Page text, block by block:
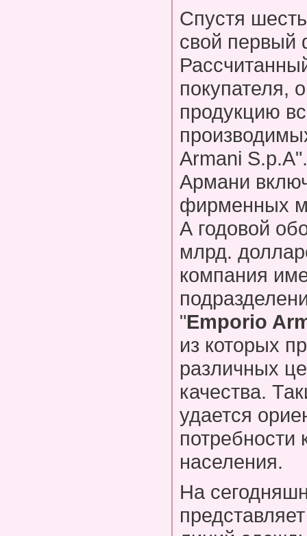
Спустя
свой первый
покупателя,
продукцию
Armani
Армани
фирменных
А годовой
млрд.
компания
"Emporio
из которых
различных
качества.
удается
потребности
населения.
На